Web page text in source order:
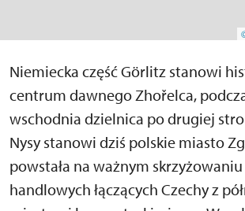
Niemiecka część Görlitz stanowi
centrum dawnego Zhořelca,
wschodnia dzielnica po drugiej
Nysy stanowi dziś polskie miasto
powstała na ważnym
handlowych łączących Czechy z